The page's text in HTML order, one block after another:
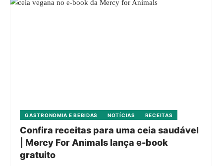
GASTRONOMIA E BEBIDAS NOTÍCIAS RECEITAS
Confira receitas para uma ceia saudável
| Mercy For Animals lança e-book
gratuito